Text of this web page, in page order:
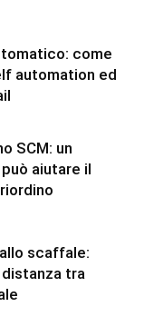
come
automation ed
SCM: un
aiutare il
scaffale:
tra